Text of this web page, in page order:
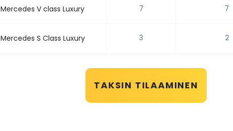
Mercedes V class Luxury 7 7
Mercedes S Class Luxury 3 2
TAKSIN TILAAMINEN